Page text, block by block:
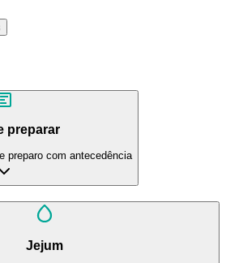
preparar
preparo com antecedência
Jejum